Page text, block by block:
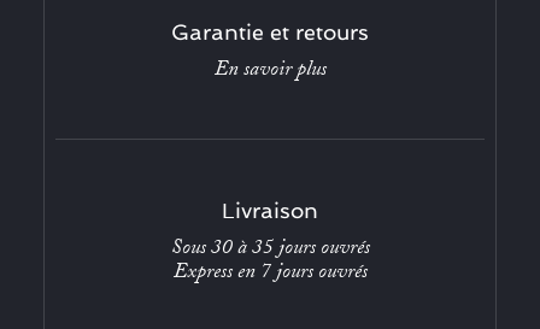
Garantie et retours
En savoir plus
Livraison
Sous 30 à 35 jours ouvrés
Express en 7 jours ouvrés